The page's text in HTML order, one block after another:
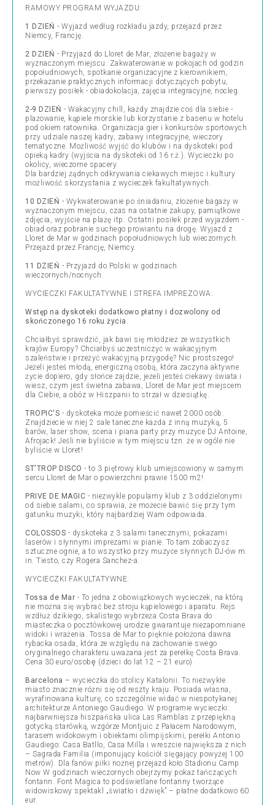
RAMOWY PROGRAM WYJAZDU:
1 DZIEŃ - Wyjazd według rozkładu jazdy, przejazd przez
Niemcy, Francję.
2 DZIEŃ - Przyjazd do Lloret de Mar, złożenie bagaży w
wyznaczonym miejscu. Zakwaterowanie w pokojach od godzin
popołudniowych, spotkanie organizacyjne z kierownikiem,
przekazanie praktycznych informacji dotyczących pobytu,
pierwszy posiłek - obiadokolacja, zajęcia integracyjne, nocleg.
2-9 DZIEŃ - Wakacyjny chill, każdy znajdzie coś dla siebie -
plażowanie, kąpiele morskie lub korzystanie z basenu w hotelu
pod okiem ratownika. Organizacja gier i konkursów sportowych
przy udziale naszej kadry, zabawy integracyjne, wieczory
tematyczne. Możliwość wyjść do klubów i na dyskoteki pod
opieką kadry (wyjścia na dyskoteki od 16 r.ż.). Wycieczki po
okolicy, wieczorne spacery.
Dla bardziej żądnych odkrywania ciekawych miejsc i kultury
możliwość skorzystania z wycieczek fakultatywnych.
10 DZIEŃ - Wykwaterowanie po śniadaniu, złożenie bagaży w
wyznaczonym miejscu, czas na ostatnie zakupy, pamiątkowe
zdjęcia, wyjście na plażę itp. Ostatni posiłek przed wyjazdem -
obiad oraz pobranie suchego prowiantu na drogę. Wyjazd z
Lloret de Mar w godzinach popołudniowych lub wieczornych.
Przejazd przez Francję, Niemcy.
11 DZIEŃ - Przyjazd do Polski w godzinach
wieczornych/nocnych.
WYCIECZKI FAKULTATYWNE I STREFA IMPREZOWA:
Wstęp na dyskoteki dodatkowo płatny i dozwolony od
skończonego 16 roku życia.
Chciałbyś sprawdzić, jak bawi się młodzież ze wszystkich
krajów Europy? Chciałbyś uczestniczyć w wakacyjnym
szaleństwie i przeżyć wakacyjną przygodę? Nic prostszego!
Jeżeli jesteś młodą, energiczną osobą, która zaczyna aktywne
życie dopiero, gdy słońce zajdzie, jeżeli jesteś ciekawy świata i
wiesz, czym jest świetna zabawa, Lloret de Mar jest miejscem
dla Ciebie, a obóz w Hiszpanii to strzał w dziesiątkę.
TROPIC'S - dyskoteka może pomieścić nawet 2000 osób.
Znajdziecie w niej 2 sale taneczne każda z inną muzyką, 5
barów, laser show, scena i piana party przy muzyce DJ Antoine,
Afrojack! Jeśli nie byliście w tym miejscu tzn. że w ogóle nie
byliście w Lloret!
ST'TROP DISCO - to 3 piętrowy klub umiejscowiony w samym
sercu Lloret de Mar o powierzchni prawie 1500 m2!
PRIVE DE MAGIC - niezwykle popularny klub z 3 oddzielonymi
od siebie salami, co sprawia, że możecie bawić się przy tym
gatunku muzyki, który najbardziej Wam odpowiada.
COLOSSOS - dyskoteka z 3 salami tanecznymi, pokazami
laserów i słynnymi imprezami w pianie. To tam zobaczysz
sztuczne ognie, a to wszystko przy muzyce słynnych DJ-ów m.
in. Tiesto, czy Rogera Sanchez-a.
WYCIECZKI FAKULTATYWNE:
Tossa de Mar - To jedna z obowiązkowych wycieczek, na którą
nie można się wybrać bez stroju kąpielowego i aparatu. Rejs
wzdłuż dzikiego, skalistego wybrzeża Costa Brava do
miasteczka o pocztówkowej urodzie gwarantuje niezapomniane
widoki i wrażenia. Tossa de Mar to pięknie położona dawna
rybacka osada, która ze względu na zachowanie swego
oryginalnego charakteru uważana jest za perełkę Costa Brava.
Cena 30 euro/osobę (dzieci do lat 12 – 21 euro)
Barcelona – wycieczka do stolicy Katalonii. To niezwykłe
miasto znacznie różni się od reszty kraju. Posiada własna,
wyrafinowana kulturę, co szczególnie widać w niespotykanej
architekturze Antoniego Gaudiego. W programie wycieczki:
najbarwniejsza hiszpańska ulica Las Ramblas z przepiękną
gotycką starówką, wzgórze Montjuic z Pałacem Narodowym,
tarasem widokowym i obiektami olimpijskimi, perełki Antonio
Gaudiego: Casa Batllo, Casa Milla i wreszcie największa z nich
– Sagrada Familia (imponujący kościół sięgający powyżej 100
metrów). Dla fanów piłki nożnej przejazd koło Stadionu Camp
Now W godzinach wieczornych obejrzymy pokaz tańczących
fontann. Font Magica to podświetlane fontanny tworzące
widowiskowy spektakl „światło i dźwięk” – płatne dodatkowo 60
eur.